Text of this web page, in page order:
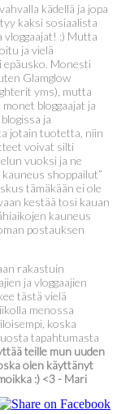
kädellä ja jopa
kaksi sosiaalista
vloggaajat! :) Mutta
ja vielä
epäusko. Monesti
Glamglow
yms), mutta
bloggaajat ja
ja
jotain tuotetta, niin
voivat silti
vuoksi ja ne
kauneus shoppailut”
tämäkään ei ole
kestää tosi kauan
kauneus
postauksen
rakastuin
ja vloggaajien
tästä vielä
menossa
koska
tapahtumasta
teille mun uuden
olen käyttänyt
:) <3 - Mari